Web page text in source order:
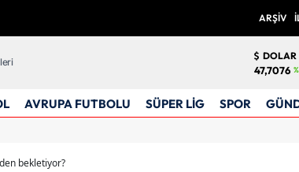
ARŞİV
DOLAR
47,7076
AVRUPA FUTBOLU SÜPER LİG SPOR
bekletiyor?